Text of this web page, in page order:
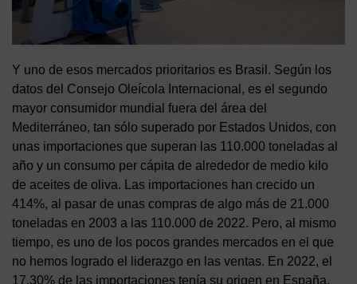
Y uno de esos mercados prioritarios es Brasil. Según los
datos del Consejo Oleícola Internacional, es el segundo
mayor consumidor mundial fuera del área del
Mediterráneo, tan sólo superado por Estados Unidos, con
unas importaciones que superan las 110.000 toneladas al
año y un consumo per cápita de alrededor de medio kilo
de aceites de oliva. Las importaciones han crecido un
414%, al pasar de unas compras de algo más de 21.000
toneladas en 2003 a las 110.000 de 2022. Pero, al mismo
tiempo, es uno de los pocos grandes mercados en el que
no hemos logrado el liderazgo en las ventas. En 2022, el
17,30% de las importaciones tenía su origen en España,